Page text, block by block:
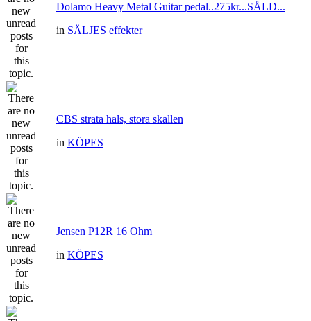
Dolamo Heavy Metal Guitar pedal..275kr...SÅLD...
in SÄLJES effekter
CBS strata hals, stora skallen
in KÖPES
Jensen P12R 16 Ohm
in KÖPES